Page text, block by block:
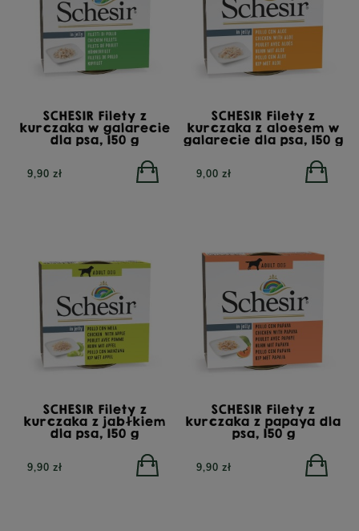
SCHESIR Filety z
kurczaka w galarecie
dla psa, 150 g
9,90 zł
SCHESIR Filety z
kurczaka z aloesem w
galarecie dla psa, 150 g
9,00 zł
SCHESIR Filety z
kurczaka z jabłkiem
dla psa, 150 g
9,90 zł
SCHESIR Filety z
kurczaka z papaya dla
psa, 150 g
9,90 zł